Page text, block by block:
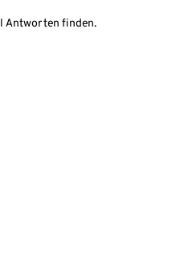
Antworten finden.